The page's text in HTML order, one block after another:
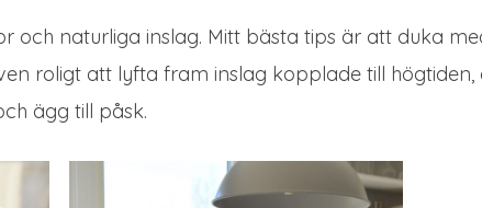
och naturliga inslag. Mitt bästa tips är att duka
roligt att lyfta fram inslag kopplade till högtiden,
ägg till påsk.